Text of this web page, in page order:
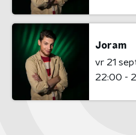
Joram
vr 21
22:00 -